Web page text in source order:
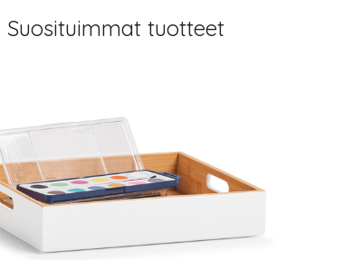
Suosituimmat tuotteet